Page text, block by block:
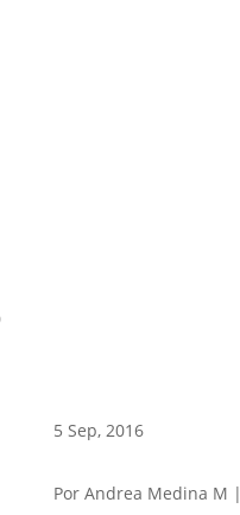
5 Sep, 2016
Por Andrea Medina M |